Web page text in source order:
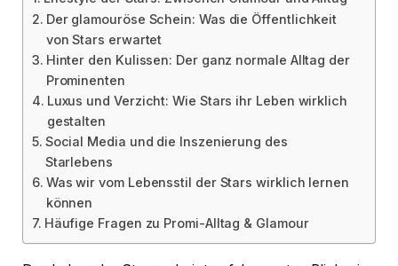
Der glamouröse Schein: Was die Öffentlichkeit
von Stars erwartet
Hinter den Kulissen: Der ganz normale Alltag der
Prominenten
Luxus und Verzicht: Wie Stars ihr Leben wirklich
gestalten
Social Media und die Inszenierung des
Starlebens
Was wir vom Lebensstil der Stars wirklich lernen
können
Häufige Fragen zu Promi-Alltag & Glamour